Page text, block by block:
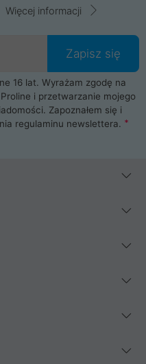
Więcej informacji
Zapisz się
16 lat. Wyrażam zgodę na
i przetwarzanie mojego
Zapoznałem się i
regulaminu newslettera.